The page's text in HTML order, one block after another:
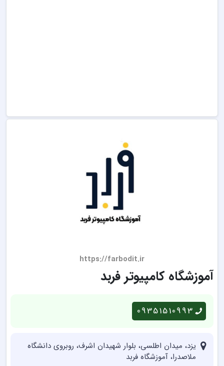
https://farbodit.ir
آموزشگاه کامپیوتر فربد
09351510993
یزد، میدان اطلسی، بلوار شهیدان اشرف، روبروی دانشگاه
ملاصدرا، آموزشگاه فربد